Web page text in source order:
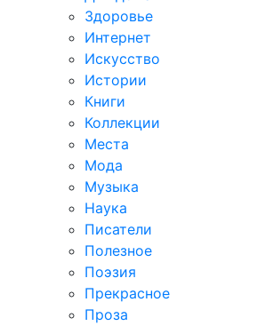
Здоровье
Интернет
Искусство
Истории
Книги
Коллекции
Места
Мода
Музыка
Наука
Писатели
Полезное
Поэзия
Прекрасное
Проза